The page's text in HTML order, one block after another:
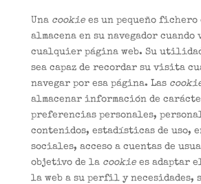
Una cookiees un pequeño fichero
almacena en su navegador
cualquier página web. Su utilidad
sea capaz de recordar su visita
navegar por esa página. Las
almacenar información de
preferencias personales,
contenidos, estadísticas de uso,
sociales, acceso a cuentas de
objetivo de la cookiees adaptar
la web a su perfil y necesidades,